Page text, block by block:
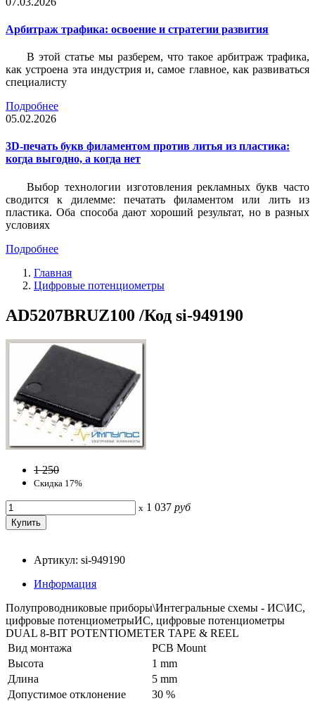
Арбитраж трафика: освоение и стратегии развития
В этой статье мы разберем, что такое арбитраж трафика,
как устроена эта индустрия и, самое главное, как развиваться
специалисту
Подробнее
05.02.2026
3D-печать букв филаментом против литья из пластика:
когда выгодно, а когда нет
Выбор технологии изготовления рекламных букв часто
сводится к дилемме: печатать филаментом или лить из
пластика. Оба способа дают хороший результат, но в разных
условиях
Подробнее
Главная
Цифровые потенциометры
AD5207BRUZ100 /Код si-949190
1 250
Скидка 17%
x 1 037 руб
Артикул: si-949190
Информация
Полупроводниковые приборы\Интегральные схемы - ИС\ИС,
цифровые потенциометрыИС, цифровые потенциометры
DUAL 8-BIT POTENTIOMETER TAPE & REEL
Вид монтажа
PCB Mount
Высота
1 mm
Длина
5 mm
Допустимое отклонение
30 %